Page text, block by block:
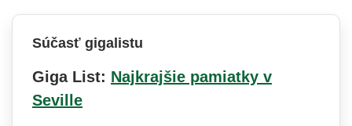
Súčasť gigalistu
Giga List: Najkrajšie pamiatky v
Seville